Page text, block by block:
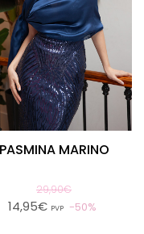
PASMINA MARINO
29,90€
14,95€ PVP 50%